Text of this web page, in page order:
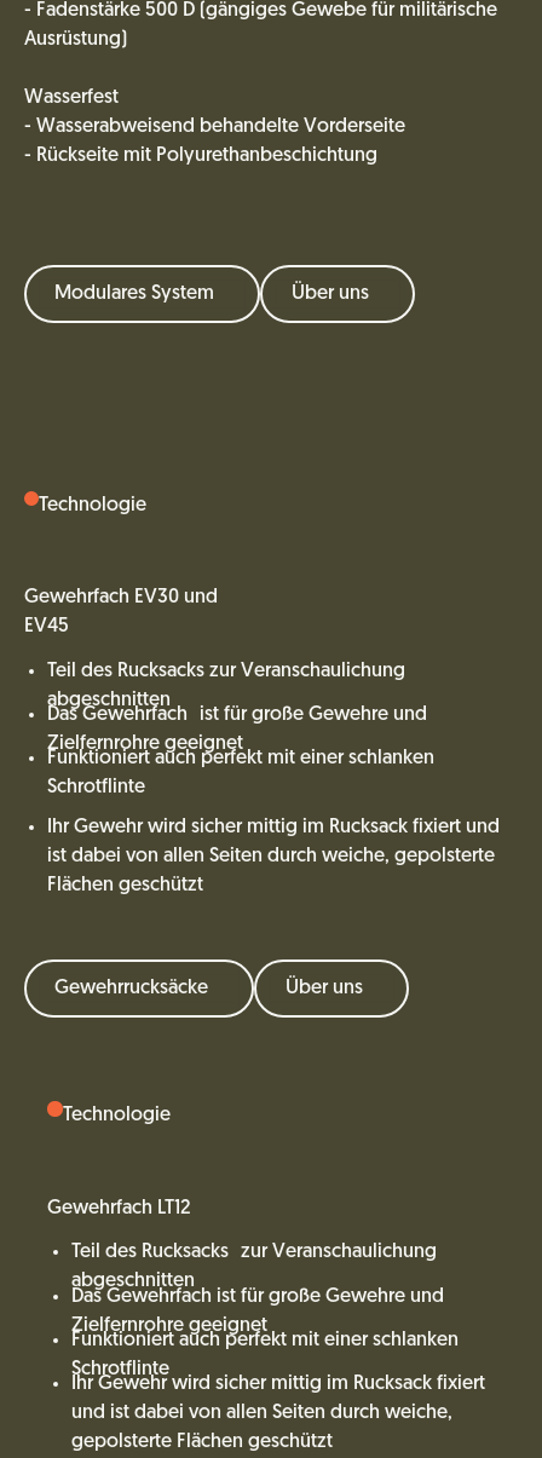
- Fadenstärke 500 D (gängiges Gewebe für militärische
Ausrüstung)
Wasserfest
- Wasserabweisend behandelte Vorderseite
- Rückseite mit Polyurethanbeschichtung
Modulares System Über uns
Technologie
Gewehrfach EV30 und
EV45
Teil des Rucksacks zur Veranschaulichung
abgeschnitten
Das Gewehrfach ist für große Gewehre und
Zielfernrohre geeignet
Funktioniert auch perfekt mit einer schlanken
Schrotflinte
Ihr Gewehr wird sicher mittig im Rucksack fixiert und
ist dabei von allen Seiten durch weiche, gepolsterte
Flächen geschützt
Gewehrrucksäcke Über uns
Technologie
Gewehrfach LT12
Teil des Rucksacks zur Veranschaulichung
abgeschnitten
Das Gewehrfach ist für große Gewehre und
Zielfernrohre geeignet
Funktioniert auch perfekt mit einer schlanken
Schrotflinte
Ihr Gewehr wird sicher mittig im Rucksack fixiert
und ist dabei von allen Seiten durch weiche,
gepolsterte Flächen geschützt